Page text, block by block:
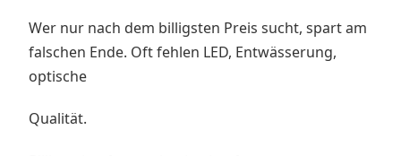
Wer nur nach dem billigsten Preis sucht, spart am
falschen Ende. Oft fehlen LED, Entwässerung,
optische
Qualität.